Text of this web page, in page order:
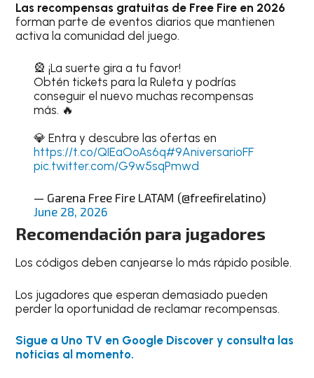
Las recompensas gratuitas de Free Fire en 2026
forman parte de eventos diarios que mantienen
activa la comunidad del juego.
🎡 ¡La suerte gira a tu favor!
Obtén tickets para la Ruleta y podrías
conseguir el nuevo muchas recompensas
más. 🔥
💎 Entra y descubre las ofertas en
https://t.co/QIEaOoAs6q#9AniversarioFF
pic.twitter.com/G9w5sqPmwd
— Garena Free Fire LATAM (@freefirelatino)
June 28, 2026
Recomendación para jugadores
Los códigos deben canjearse lo más rápido posible.
Los jugadores que esperan demasiado pueden
perder la oportunidad de reclamar recompensas.
Sigue a Uno TV en Google Discover y consulta las
noticias al momento.